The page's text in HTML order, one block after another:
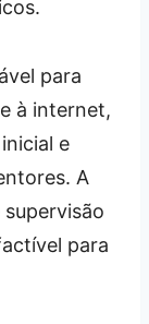
para
à internet,
e
A
para